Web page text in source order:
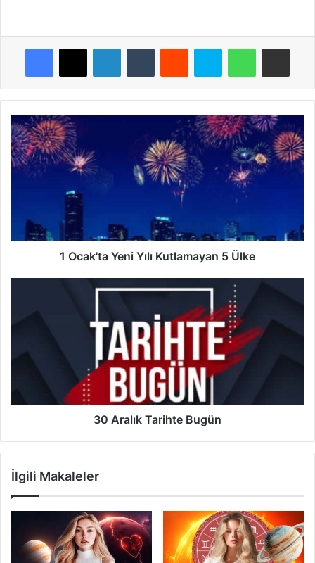
Facebook
X LinkedInTumblr Reddit Skype WhatsAppE-Posta ile
1
Ocak'ta
Yeni
Yılı
1 Ocak'ta Yeni Yılı Kutlamayan 5 Ülke
Tarihte
30 Aralık Tarihte Bugün
İlgili Makaleler